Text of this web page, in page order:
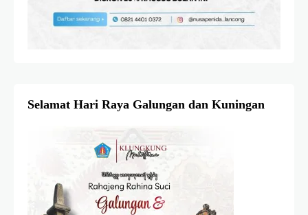
Selamat Hari Raya Galungan dan Kuningan